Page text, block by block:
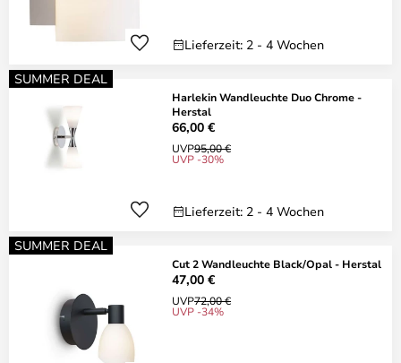
Lieferzeit: 2 - 4 Wochen
SUMMER DEAL
Harlekin Wandleuchte Duo Chrome -
Herstal
66,00 €
UVP95,00 €
UVP -30%
Lieferzeit: 2 - 4 Wochen
SUMMER DEAL
Cut 2 Wandleuchte Black/Opal - Herstal
47,00 €
UVP72,00 €
UVP -34%